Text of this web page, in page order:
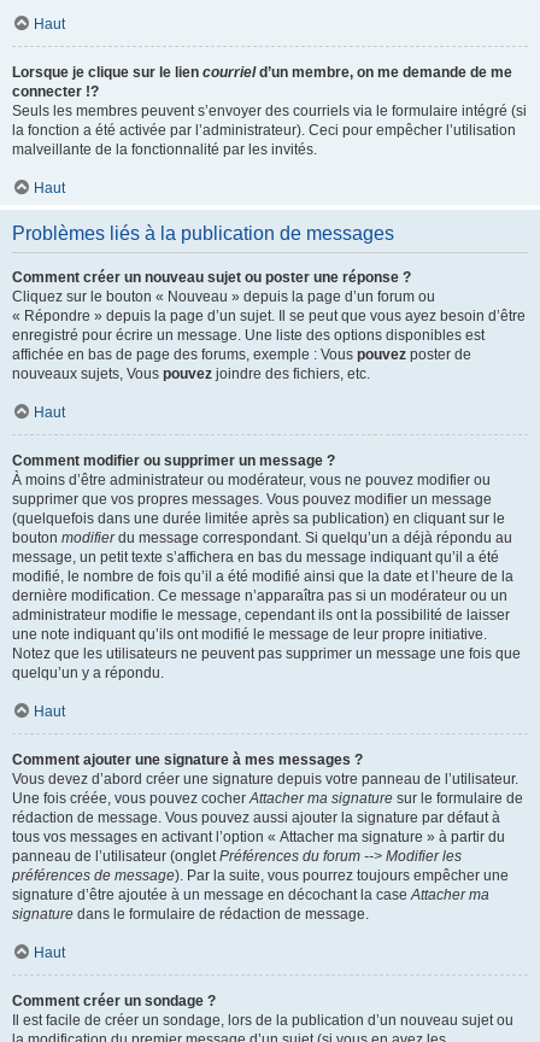
Haut
Lorsque je clique sur le lien courrield’un membre, on me demande de me
connecter !?
Seuls les membres peuvent s’envoyer des courriels via le formulaire intégré (si
la fonction a été activée par l’administrateur). Ceci pour empêcher l’utilisation
malveillante de la fonctionnalité par les invités.
Haut
Problèmes liés à la publication de messages
Comment créer un nouveau sujet ou poster une réponse ?
Cliquez sur le bouton « Nouveau » depuis la page d’un forum ou
« Répondre » depuis la page d’un sujet. Il se peut que vous ayez besoin d’être
enregistré pour écrire un message. Une liste des options disponibles est
affichée en bas de page des forums, exemple : Vous pouvez poster de
nouveaux sujets, Vous pouvez joindre des fichiers, etc.
Haut
Comment modifier ou supprimer un message ?
À moins d’être administrateur ou modérateur, vous ne pouvez modifier ou
supprimer que vos propres messages. Vous pouvez modifier un message
(quelquefois dans une durée limitée après sa publication) en cliquant sur le
bouton modifierdu message correspondant. Si quelqu’un a déjà répondu au
message, un petit texte s’affichera en bas du message indiquant qu’il a été
modifié, le nombre de fois qu’il a été modifié ainsi que la date et l’heure de la
dernière modification. Ce message n’apparaîtra pas si un modérateur ou un
administrateur modifie le message, cependant ils ont la possibilité de laisser
une note indiquant qu’ils ont modifié le message de leur propre initiative.
Notez que les utilisateurs ne peuvent pas supprimer un message une fois que
quelqu’un y a répondu.
Haut
Comment ajouter une signature à mes messages ?
Vous devez d’abord créer une signature depuis votre panneau de l’utilisateur.
Une fois créée, vous pouvez cocherAttacher ma signature sur le formulaire de
rédaction de message. Vous pouvez aussi ajouter la signature par défaut à
tous vos messages en activant l’option « Attacher ma signature » à partir du
panneau de l’utilisateur (ongletPréférences du forum --> Modifier les
préférences de message). Par la suite, vous pourrez toujours empêcher une
signature d’être ajoutée à un message en décochant la caseAttacher ma
signature dans le formulaire de rédaction de message.
Haut
Comment créer un sondage ?
Il est facile de créer un sondage, lors de la publication d’un nouveau sujet ou